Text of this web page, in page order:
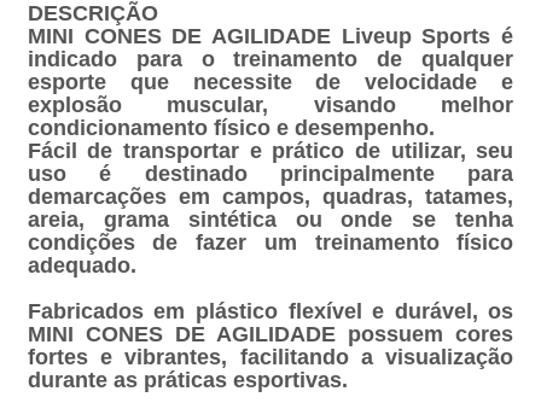
DESCRIÇÃO
MINI CONES DE AGILIDADE Liveup Sports é
indicado para o treinamento de qualquer
esporte que necessite de velocidade e
explosão muscular, visando melhor
condicionamento físico e desempenho.
Fácil de transportar e prático de utilizar, seu
uso é destinado principalmente para
demarcações em campos, quadras, tatames,
areia, grama sintética ou onde se tenha
condições de fazer um treinamento físico
adequado.
Fabricados em plástico flexível e durável, os
MINI CONES DE AGILIDADE possuem cores
fortes e vibrantes, facilitando a visualização
durante as práticas esportivas.